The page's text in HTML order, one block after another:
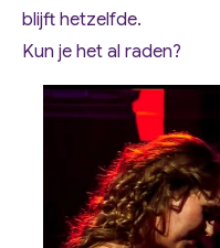
blijft hetzelfde.
Kun je het al raden?